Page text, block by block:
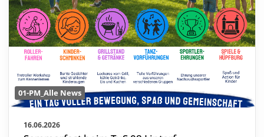
01-PM_Alle News
16.06.2026